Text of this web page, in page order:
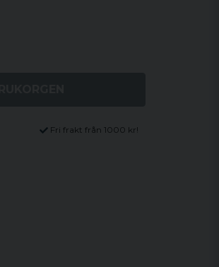
Fri frakt från 1000 kr!